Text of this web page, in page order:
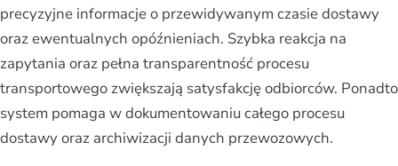
precyzyjne informacje o przewidywanym czasie dostawy
oraz ewentualnych opóźnieniach. Szybka reakcja na
zapytania oraz pełna transparentność procesu
transportowego zwiększają satysfakcję odbiorców. Ponadto
system pomaga w dokumentowaniu całego procesu
dostawy oraz archiwizacji danych przewozowych.